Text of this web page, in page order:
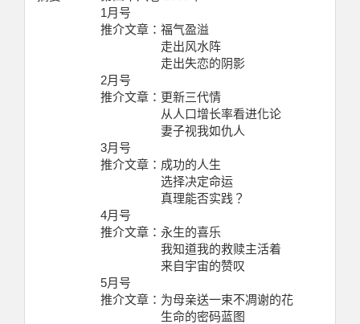
1月号
推介文章：福气盈溢
走出风水阵
走出失恋的阴影
2月号
推介文章：更新三代情
从人口增长率看进化论
妻子视我如仇人
3月号
推介文章：成功的人生
选择决定命运
真理能否实践？
4月号
推介文章：永生的喜乐
我知道我的救赎主活着
来自宇宙的赞叹
5月号
推介文章：为母亲送一束不凋谢的花
生命的密码蓝图